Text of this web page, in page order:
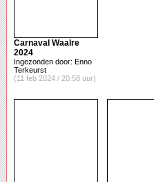
Carnaval Waalre
2024
Ingezonden door: Enno
Terkeurst
(11 feb 2024 / 20:58 uur)